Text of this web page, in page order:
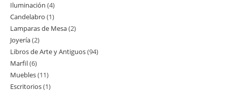
productos
Iluminación 44
productos
Candelabro 11
producto
Lamparas de Mesa 22
Joyería 22
productos
Libros de Arte y Antiguos 9494
Marfil 66
productos
Muebles 1111
productos
Escritorios 11